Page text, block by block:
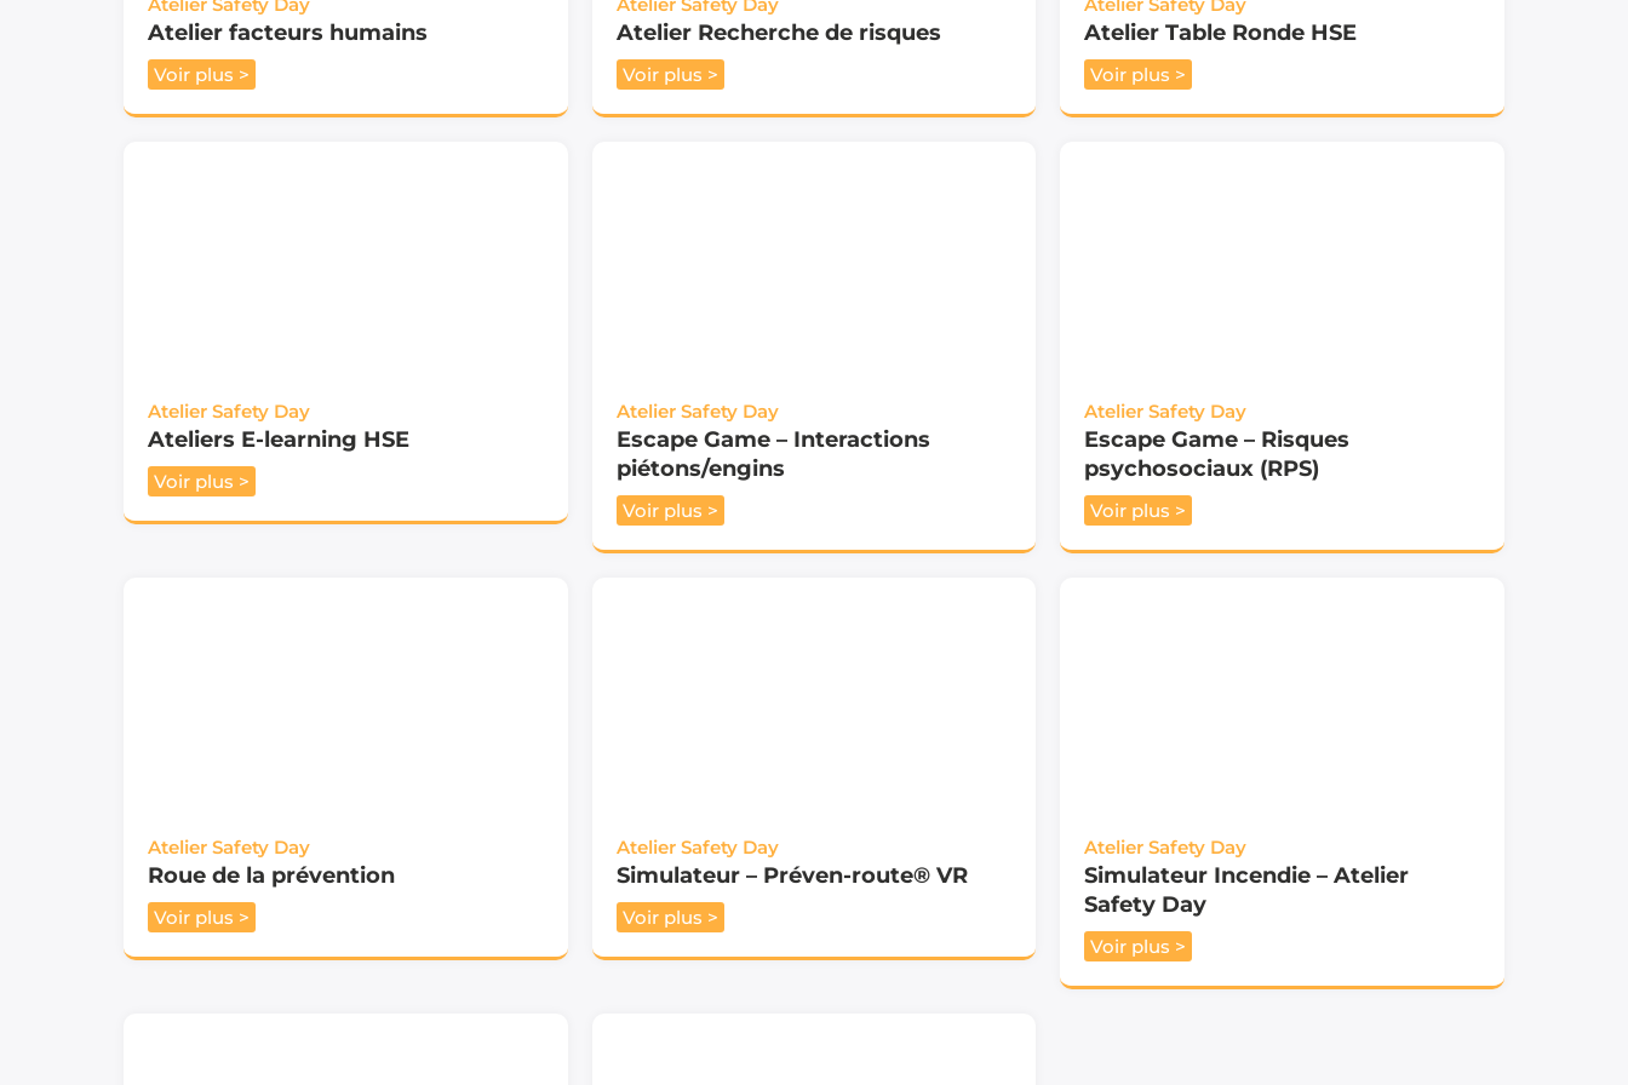
Atelier facteurs humains
Voir plus >
Atelier Recherche de risques
Voir plus >
Atelier Table Ronde HSE
Voir plus >
Atelier Safety Day
Ateliers E-learning HSE
Voir plus >
Atelier Safety Day
Escape Game – Interactions
piétons/engins
Voir plus >
Atelier Safety Day
Escape Game – Risques
psychosociaux (RPS)
Voir plus >
Atelier Safety Day
Roue de la prévention
Voir plus >
Atelier Safety Day
Simulateur – Préven-route® VR
Voir plus >
Atelier Safety Day
Simulateur Incendie – Atelier
Safety Day
Voir plus >